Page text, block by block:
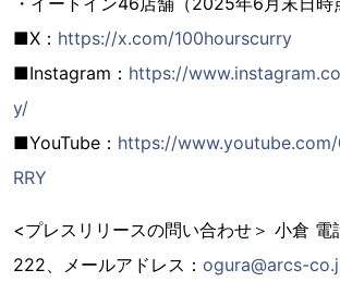
■X： https://x.com/100hourscurry
■Instagram： https://
y/
■YouTube： https://www.youtube.com/
RRY
<プレスリリースの問い合わせ＞ 小倉
222、メールアドレス： ogura@arcs-